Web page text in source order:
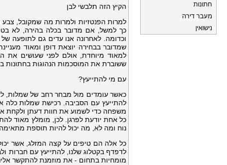
הקיץ הזה תלבשי לבן
למרות הפנטזיות ולמרות מה שמקובל, צבע
כך למשל, אם מדובר בכלה בהירה, לא
וכדומה. לאחרונה אנו עדים גם לתופעה של
שמדובר בבחירה יוצאת דופן ומאוד
למאוד מיוחדת, אולם לפני שעושים את
ששוברת את המוסכמות הנהוגות בחתונות
עם מי להתייעץ?
כאשר עומדים מול מבחר רחב של שמלות,
להתייעץ עם הסביבה. רכישת שמלות כלה
משפחה כדי לשמוע את חוות דעתן ולקחת
כל אחת יודעת לפרגן. לכן, מומלץ מאוד
נוח ומה לא, מה יכול להיות תוספת
כל אלה הם טיפים על קצה המזלג, אשר
לדפדף בקטלוג שלנו, להתייעץ עם חברות
מומחיות בתחום - את מוזמנת להתקשר
חתונות
מעבר דירה
נישואין